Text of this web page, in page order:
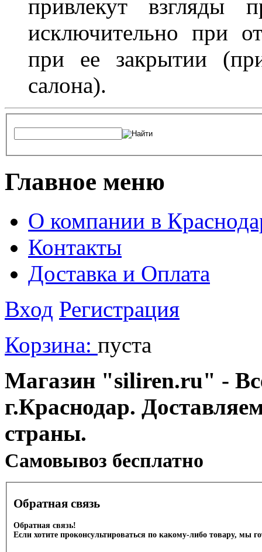
привлекут взгляды
исключительно при
при ее закрытии
салона).
Главное меню
О компании в
Контакты
Доставка и Оплата
Вход Регистрация
Корзина: пуста
Магазин "siliren.ru" -
г.Краснодар.
страны.
Cамовывоз бесплатно
Обратная связь
Обратная связь!
Если хотите проконсультироваться по какому-либо товару, мы